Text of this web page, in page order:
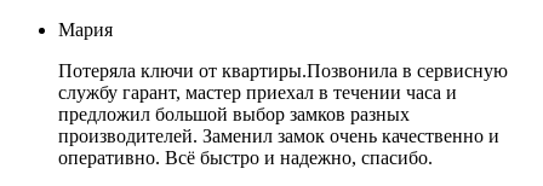
Мария
Потеряла ключи от квартиры.Позвонила в сервисную
службу гарант, мастер приехал в течении часа и
предложил большой выбор замков разных
производителей. Заменил замок очень качественно и
оперативно. Всё быстро и надежно, спасибо.